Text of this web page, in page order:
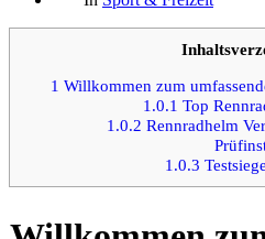
1 Willkommen zum
1.0.1 Top
1.0.2 Rennradhelm
1.0.3